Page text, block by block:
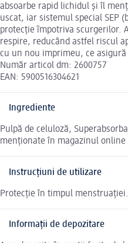
absoarbe rapid lichidul şi îl
uscat, iar sistemul special SEP
protecţie ȋmpotriva scurgerilor.
respire, reducând astfel riscul
cu un nou imprimeu, ce
Număr articol dm: 2600757
EAN: 5900516304621
Ingrediente
Pulpă de celuloză,
menționate în magazinul online
Instrucțiuni de utilizare
Protecţie în timpul menstruaţiei.
Informații de depozitare